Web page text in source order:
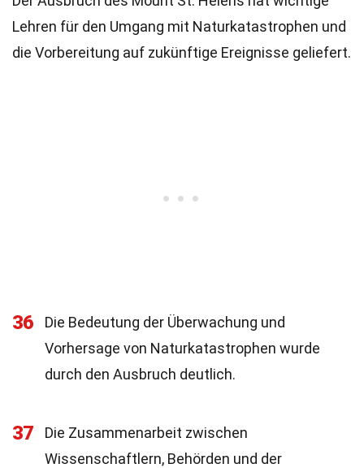
Lehren für den Umgang mit Naturkatastrophen und
die Vorbereitung auf zukünftige Ereignisse geliefert.
36
Die Bedeutung der Überwachung und
Vorhersage von Naturkatastrophen wurde
durch den Ausbruch deutlich.
37
Die Zusammenarbeit zwischen
Wissenschaftlern, Behörden und der